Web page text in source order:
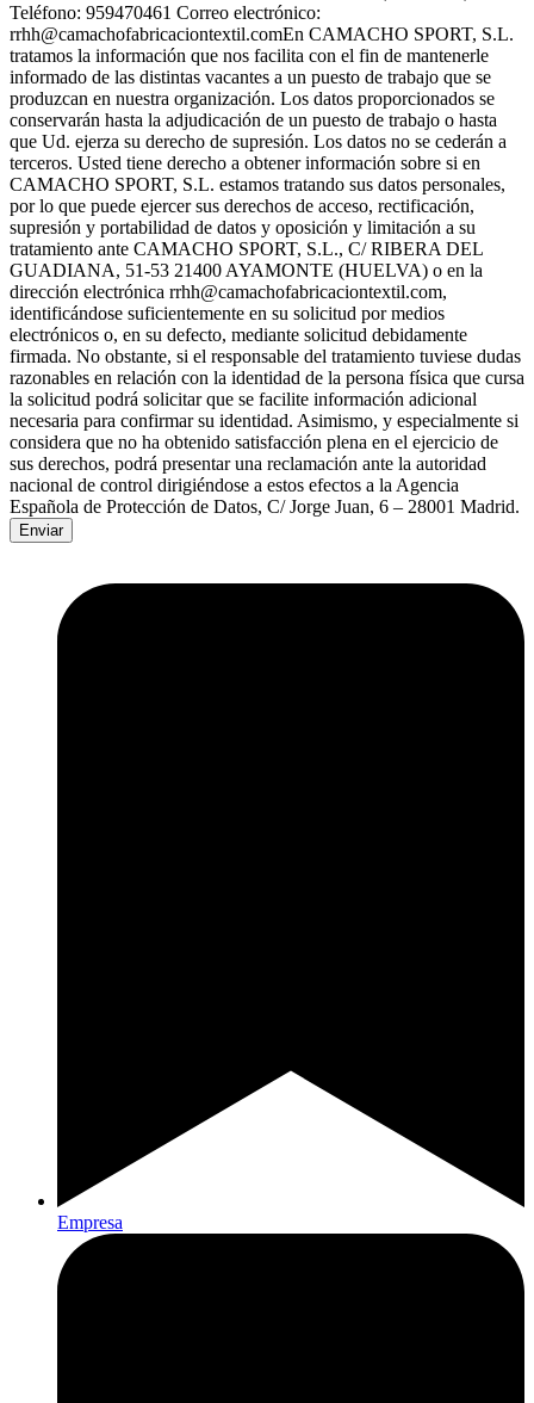
Teléfono: 959470461 Correo electrónico:
rrhh@camachofabricaciontextil.comEn CAMACHO SPORT, S.L.
tratamos la información que nos facilita con el fin de mantenerle
informado de las distintas vacantes a un puesto de trabajo que se
produzcan en nuestra organización. Los datos proporcionados se
conservarán hasta la adjudicación de un puesto de trabajo o hasta
que Ud. ejerza su derecho de supresión. Los datos no se cederán a
terceros. Usted tiene derecho a obtener información sobre si en
CAMACHO SPORT, S.L. estamos tratando sus datos personales,
por lo que puede ejercer sus derechos de acceso, rectificación,
supresión y portabilidad de datos y oposición y limitación a su
tratamiento ante CAMACHO SPORT, S.L., C/ RIBERA DEL
GUADIANA, 51-53 21400 AYAMONTE (HUELVA) o en la
dirección electrónica rrhh@camachofabricaciontextil.com,
identificándose suficientemente en su solicitud por medios
electrónicos o, en su defecto, mediante solicitud debidamente
firmada. No obstante, si el responsable del tratamiento tuviese dudas
razonables en relación con la identidad de la persona física que cursa
la solicitud podrá solicitar que se facilite información adicional
necesaria para confirmar su identidad. Asimismo, y especialmente si
considera que no ha obtenido satisfacción plena en el ejercicio de
sus derechos, podrá presentar una reclamación ante la autoridad
nacional de control dirigiéndose a estos efectos a la Agencia
Española de Protección de Datos, C/ Jorge Juan, 6 – 28001 Madrid.
Enviar
Empresa